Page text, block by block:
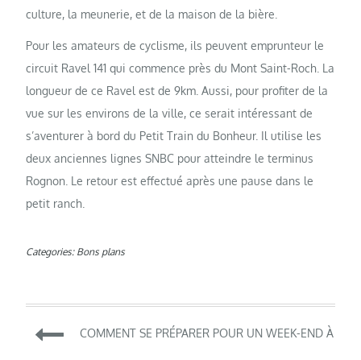
culture, la meunerie, et de la maison de la bière.
Pour les amateurs de cyclisme, ils peuvent emprunteur le
circuit Ravel 141 qui commence près du Mont Saint-Roch. La
longueur de ce Ravel est de 9km. Aussi, pour profiter de la
vue sur les environs de la ville, ce serait intéressant de
s’aventurer à bord du Petit Train du Bonheur. Il utilise les
deux anciennes lignes SNBC pour atteindre le terminus
Rognon. Le retour est effectué après une pause dans le
petit ranch.
Categories: Bons plans
Navigation
COMMENT SE PRÉPARER POUR UN WEEK-END À